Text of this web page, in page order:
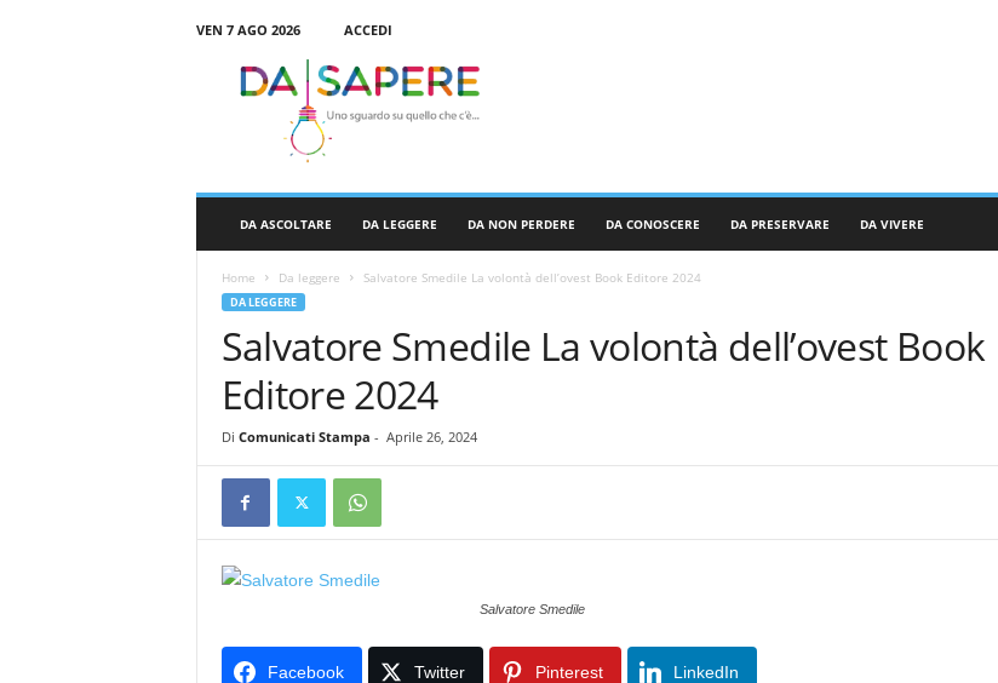
VEN 7 AGO 2026
ACCEDI
DA ASCOLTARE DA LEGGERE DA NON PERDERE DA CONOSCERE DA PRESERVARE DA VIVERE
Home Da leggere Salvatore Smedile La volontà dell’ovest Book Editore 2024
DA LEGGERE
Salvatore Smedile La volontà dell’ovest Book
Editore 2024
Di Comunicati Stampa - Aprile 26, 2024
Salvatore Smedile
Facebook Twitter Pinterest LinkedIn